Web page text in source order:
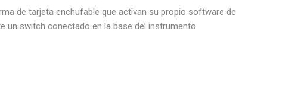
de tarjeta enchufable que activan su propio software de
un switch conectado en la base del instrumento.